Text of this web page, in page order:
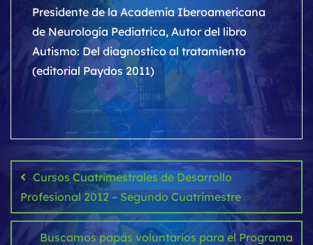
Presidente de la Academia Iberoamericana
de Neurología Pediatrica, Autor del libro
Autismo: Del diagnostico al tratamiento
(editorial Paydos 2011)
Navegación
de
entradas
Cursos Cuatrimestrales de Desarrollo
Profesional 2012 – Segundo Cuatrimestre
Buscamos papás voluntarios para el Programa